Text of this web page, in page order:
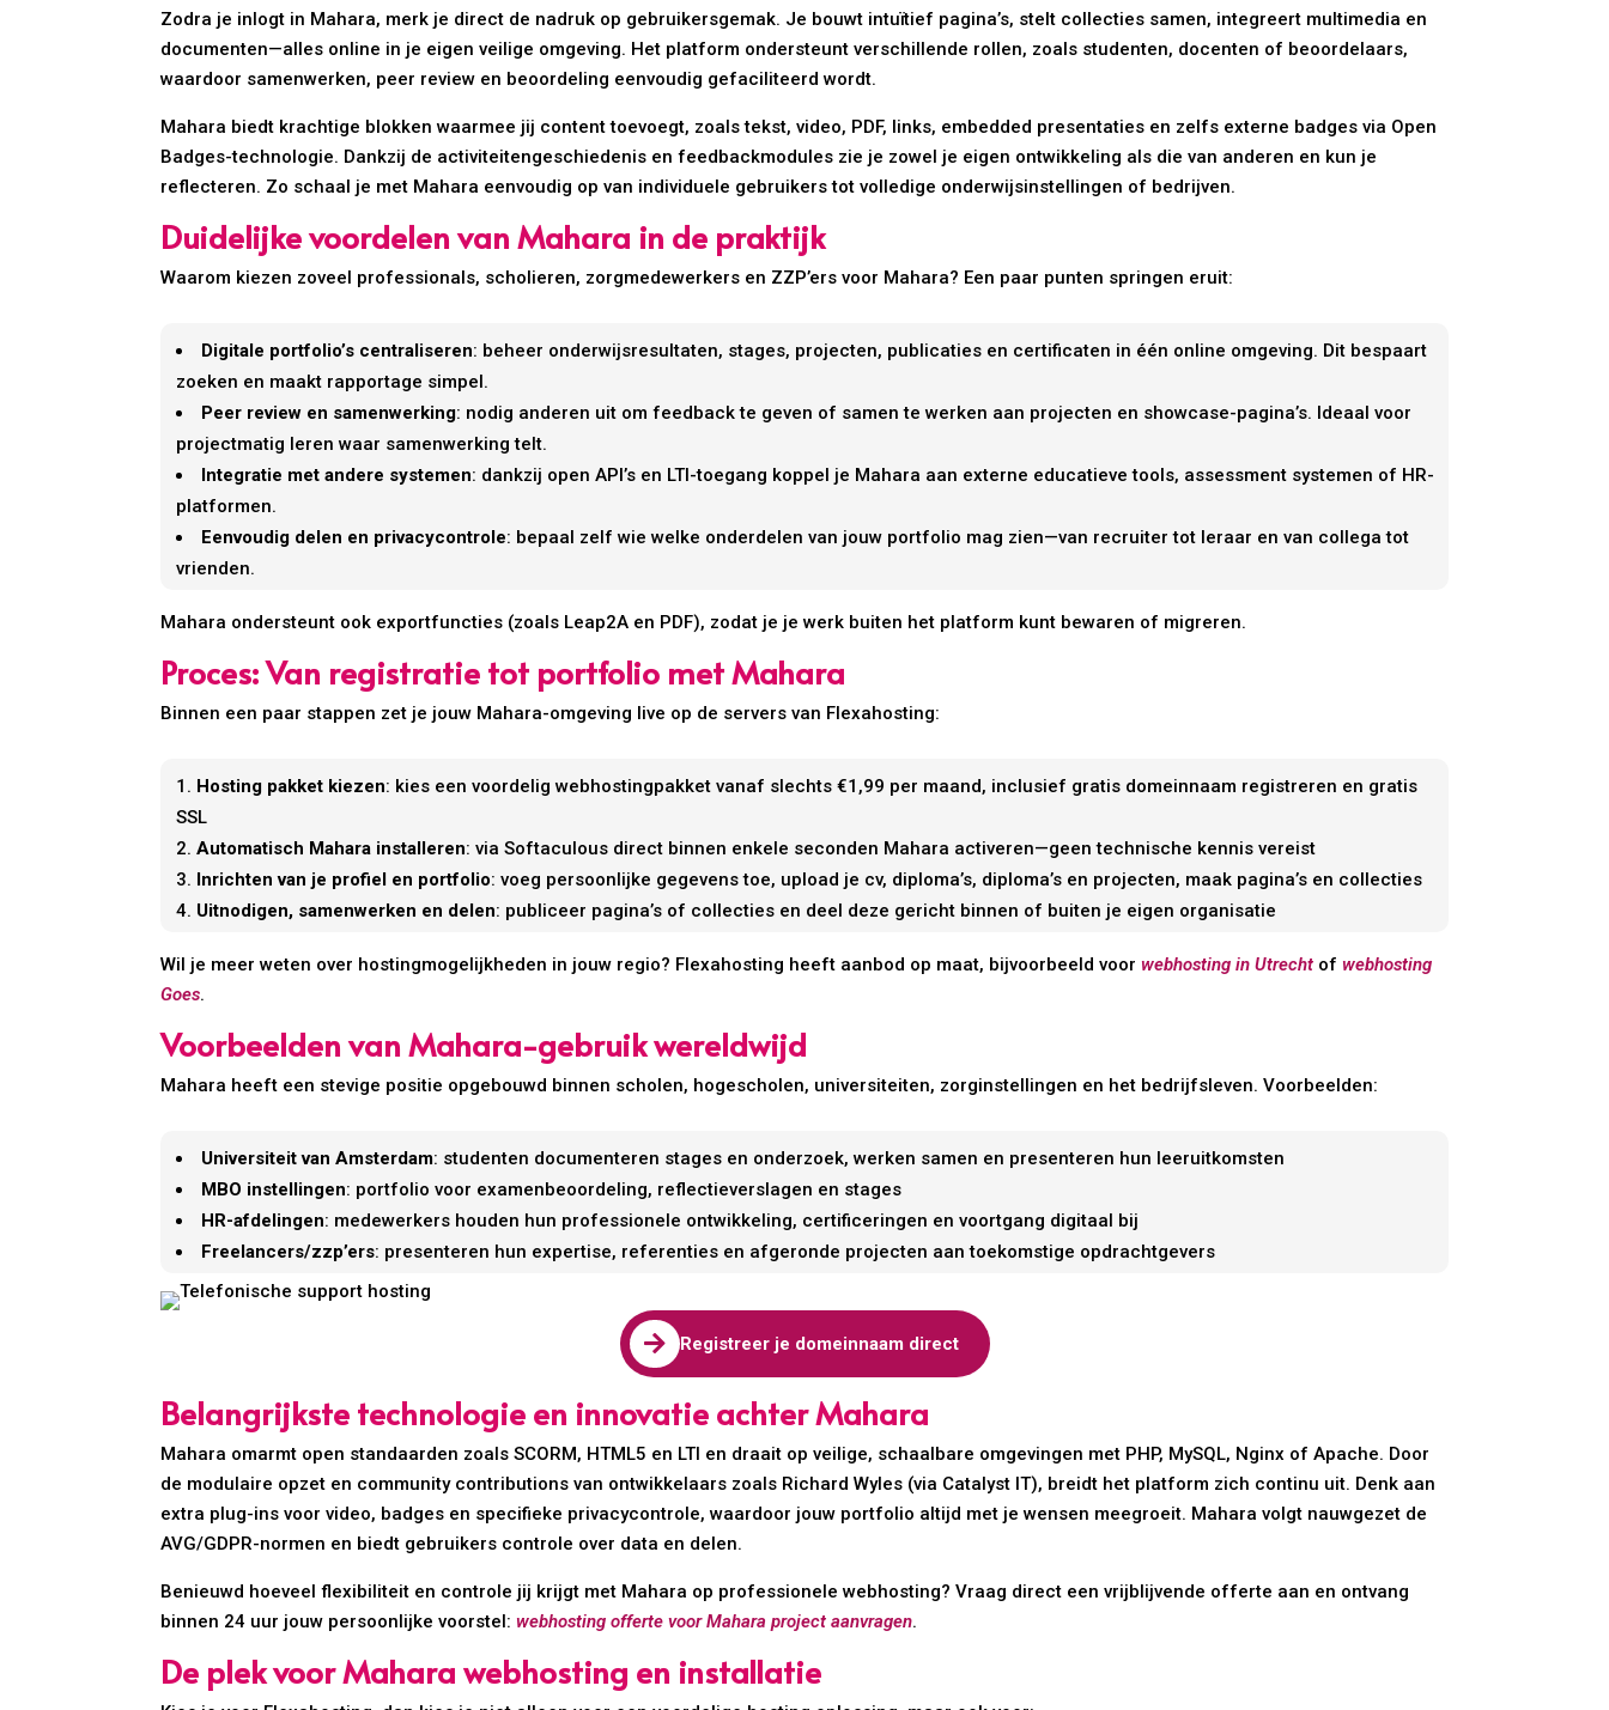
Zodra je inlogt in Mahara, merk je direct de nadruk op gebruikersgemak. Je bouwt intuïtief pagina’s, stelt collecties samen, integreert multimedia en
documenten—alles online in je eigen veilige omgeving. Het platform ondersteunt verschillende rollen, zoals studenten, docenten of beoordelaars,
waardoor samenwerken, peer review en beoordeling eenvoudig gefaciliteerd wordt.
Mahara biedt krachtige blokken waarmee jij content toevoegt, zoals tekst, video, PDF, links, embedded presentaties en zelfs externe badges via Open
Badges-technologie. Dankzij de activiteitengeschiedenis en feedbackmodules zie je zowel je eigen ontwikkeling als die van anderen en kun je
reflecteren. Zo schaal je met Mahara eenvoudig op van individuele gebruikers tot volledige onderwijsinstellingen of bedrijven.
Duidelijke voordelen van Mahara in de praktijk
Waarom kiezen zoveel professionals, scholieren, zorgmedewerkers en ZZP’ers voor Mahara? Een paar punten springen eruit:
Digitale portfolio’s centraliseren: beheer onderwijsresultaten, stages, projecten, publicaties en certificaten in één online omgeving. Dit bespaart
zoeken en maakt rapportage simpel.
Peer review en samenwerking: nodig anderen uit om feedback te geven of samen te werken aan projecten en showcase-pagina’s. Ideaal voor
projectmatig leren waar samenwerking telt.
Integratie met andere systemen: dankzij open API’s en LTI-toegang koppel je Mahara aan externe educatieve tools, assessment systemen of HR-
platformen.
Eenvoudig delen en privacycontrole: bepaal zelf wie welke onderdelen van jouw portfolio mag zien—van recruiter tot leraar en van collega tot
vrienden.
Mahara ondersteunt ook exportfuncties (zoals Leap2A en PDF), zodat je je werk buiten het platform kunt bewaren of migreren.
Proces: Van registratie tot portfolio met Mahara
Binnen een paar stappen zet je jouw Mahara-omgeving live op de servers van Flexahosting:
Hosting pakket kiezen: kies een voordelig webhostingpakket vanaf slechts €1,99 per maand, inclusief gratis domeinnaam registreren en gratis
SSL
Automatisch Mahara installeren: via Softaculous direct binnen enkele seconden Mahara activeren—geen technische kennis vereist
Inrichten van je profiel en portfolio: voeg persoonlijke gegevens toe, upload je cv, diploma’s, diploma’s en projecten, maak pagina’s en collecties
Uitnodigen, samenwerken en delen: publiceer pagina’s of collecties en deel deze gericht binnen of buiten je eigen organisatie
Wil je meer weten over hostingmogelijkheden in jouw regio? Flexahosting heeft aanbod op maat, bijvoorbeeld voorwebhosting in Utrecht ofwebhosting
Goes.
Voorbeelden van Mahara-gebruik wereldwijd
Mahara heeft een stevige positie opgebouwd binnen scholen, hogescholen, universiteiten, zorginstellingen en het bedrijfsleven. Voorbeelden:
Universiteit van Amsterdam: studenten documenteren stages en onderzoek, werken samen en presenteren hun leeruitkomsten
MBO instellingen: portfolio voor examenbeoordeling, reflectieverslagen en stages
HR-afdelingen: medewerkers houden hun professionele ontwikkeling, certificeringen en voortgang digitaal bij
Freelancers/zzp’ers: presenteren hun expertise, referenties en afgeronde projecten aan toekomstige opdrachtgevers
 Registreer je domeinnaam direct
Belangrijkste technologie en innovatie achter Mahara
Mahara omarmt open standaarden zoals SCORM, HTML5 en LTI en draait op veilige, schaalbare omgevingen met PHP, MySQL, Nginx of Apache. Door
de modulaire opzet en community contributions van ontwikkelaars zoals Richard Wyles (via Catalyst IT), breidt het platform zich continu uit. Denk aan
extra plug-ins voor video, badges en specifieke privacycontrole, waardoor jouw portfolio altijd met je wensen meegroeit. Mahara volgt nauwgezet de
AVG/GDPR-normen en biedt gebruikers controle over data en delen.
Benieuwd hoeveel flexibiliteit en controle jij krijgt met Mahara op professionele webhosting? Vraag direct een vrijblijvende offerte aan en ontvang
binnen 24 uur jouw persoonlijke voorstel:webhosting offerte voor Mahara project aanvragen.
De plek voor Mahara webhosting en installatie